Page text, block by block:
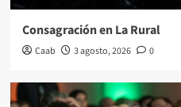
Consagración en La Rural
Caab 3 agosto, 2026 0